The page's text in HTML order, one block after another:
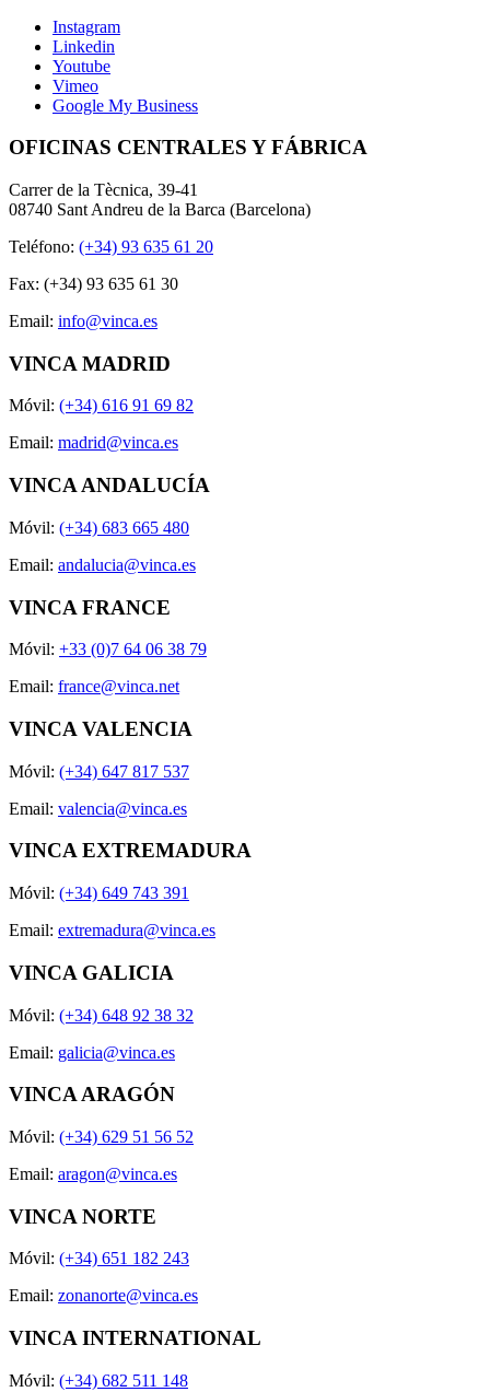
Instagram
Linkedin
Youtube
Vimeo
Google My Business
OFICINAS CENTRALES Y FÁBRICA
Carrer de la Tècnica, 39-41
08740 Sant Andreu de la Barca (Barcelona)
Teléfono: (+34) 93 635 61 20
Fax: (+34) 93 635 61 30
Email: info@vinca.es
VINCA MADRID
Móvil: (+34) 616 91 69 82
Email: madrid@vinca.es
VINCA ANDALUCÍA
Móvil: (+34) 683 665 480
Email: andalucia@vinca.es
VINCA FRANCE
Móvil: +33 (0)7 64 06 38 79
Email: france@vinca.net
VINCA VALENCIA
Móvil: (+34) 647 817 537
Email: valencia@vinca.es
VINCA EXTREMADURA
Móvil: (+34) 649 743 391
Email: extremadura@vinca.es
VINCA GALICIA
Móvil: (+34) 648 92 38 32
Email: galicia@vinca.es
VINCA ARAGÓN
Móvil: (+34) 629 51 56 52
Email: aragon@vinca.es
VINCA NORTE
Móvil: (+34) 651 182 243
Email: zonanorte@vinca.es
VINCA INTERNATIONAL
Móvil: (+34) 682 511 148